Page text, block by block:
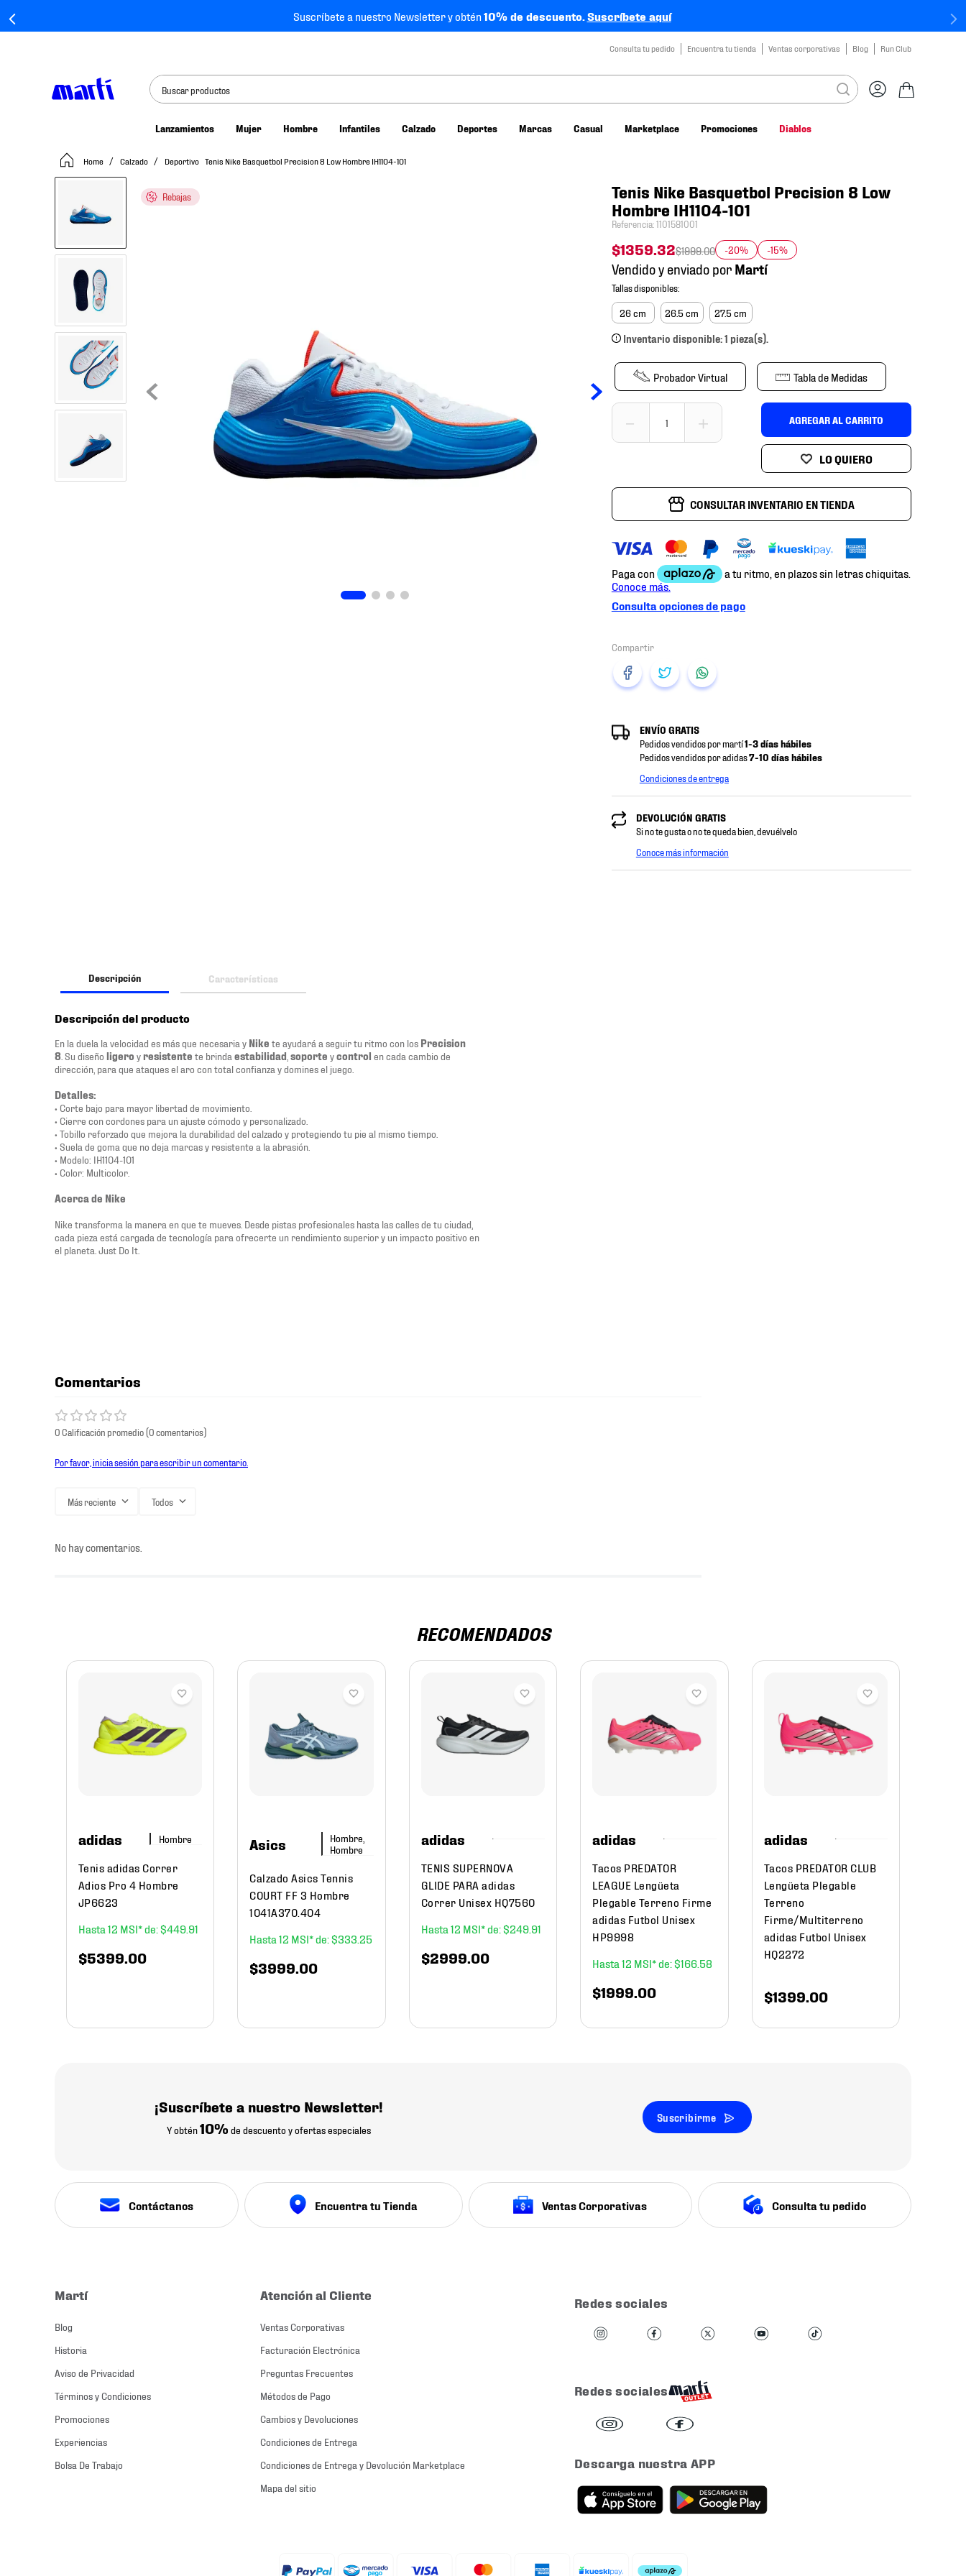
Suscríbete a nuestro Newsletter y obtén10% de descuento.Suscríbete aquí
Consulta tu pedido Encuentra tu tienda Ventas corporativas Blog Run Club
Buscar productos
Lanzamientos Mujer Hombre Infantiles Calzado Deportes Marcas Casual Marketplace Promociones Diablos
Calzado Deportivo Tenis Nike Basquetbol Precision 8 Low Hombre IH1104-101
Rebajas
Tenis Nike Basquetbol Precision 8 Low
Hombre IH1104-101
Referencia:1101581001
$1359.32$1999.00 -20% -15%
Vendido y enviado por
26 cm 26.5 cm 27.5 cm
Inventario disponible: 1 pieza(s).
Probador Virtual Tabla de Medidas
＋
－ AGREGAR AL CARRITO
CONSULTAR INVENTARIO EN TIENDA
Consulta opciones de pago
ENVÍO GRATIS
Pedidos vendidos por martí1-3 días hábiles
Pedidos vendidos por adidas7-10 días hábiles
Condiciones de entrega
DEVOLUCIÓN GRATIS
Si no te gusta o no te queda bien, devuélvelo
Conoce más información
Descripción Características
Descripción del producto
En la duela la velocidad es más que necesaria y Nike te ayudará a seguir tu ritmo con los Precision
8 . Su diseño ligero yresistente te brinda estabilidad soporte ycontrol en cada cambio de
dirección, para que ataques el aro con total confianza y domines el juego.
Detalles:
• Corte bajo para mayor libertad de movimiento.
• Cierre con cordones para un ajuste cómodo y personalizado.
• Tobillo reforzado que mejora la durabilidad del calzado y protegiendo tu pie al mismo tiempo.
• Suela de goma que no deja marcas y resistente a la abrasión.
• Modelo: IH1104-101
• Color: Multicolor.
Acerca de Nike
Nike transforma la manera en que te mueves. Desde pistas profesionales hasta las calles de tu ciudad,
cada pieza está cargada de tecnología para ofrecerte un rendimiento superior y un impacto positivo en
el planeta. Just Do It.
Comentarios
0 Calificación promedio(0 comentarios)
Por favor, inicia sesión para escribir un comentario.
Más reciente Todos
No hay comentarios.
RECOMENDADOS
adidas Hombre
Tenis adidas Correr
Adios Pro 4 Hombre
JP6623
12
$449. 91
$5399.00
Asics
Hombre,
Hombre
Calzado Asics Tennis
COURT FF 3 Hombre
1041A370.404
12
$333 25
$3999.00
adidas
TENIS SUPERNOVA
GLIDE PARA adidas
Correr Unisex HQ7560
12
$249. 91
$2999.00
adidas
Tacos PREDATOR
LEAGUE Lengüeta
Plegable Terreno Firme
adidas Futbol Unisex
HP9998
12
$166 58
$1999.00
adidas
Tacos PREDATOR CLUB
Lengüeta Plegable
Terreno
Firme/Multiterreno
adidas Futbol Unisex
HQ2272
$1399.00
¡Suscríbete a nuestro Newsletter!
Y obtén10% de descuento y ofertas especiales
Suscribirme
Contáctanos Encuentra tu Tienda Ventas Corporativas Consulta tu pedido
Martí
Blog
Historia
Aviso de Privacidad
Términos y Condiciones
Promociones
Experiencias
Bolsa De Trabajo
Atención al Cliente
Ventas Corporativas
Facturación Electrónica
Preguntas Frecuentes
Métodos de Pago
Cambios y Devoluciones
Condiciones de Entrega
Condiciones de Entrega y Devolución Marketplace
Mapa del sitio
Redes sociales
Redes sociales
Descarga nuestra APP
tenis mujer
tenis niño